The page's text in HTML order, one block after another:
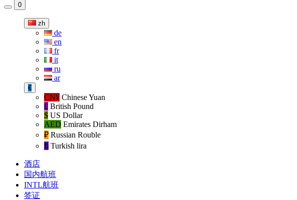
0
zh
de
en
fr
it
ru
ar
€
CN¥ Chinese Yuan
£ British Pound
$ US Dollar
AED Emirates Dirham
₽‎ Russian Rouble
₺‎ Turkish lira
酒店
国内航班
INTL航班
签证